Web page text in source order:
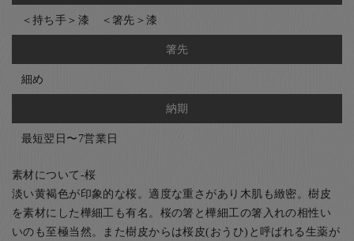
＜持ち手＞漆 ＜箸先＞漆
箸先
細め
納期
最短翌日〜7営業日
素材について-桜
淡い黄褐色が印象的な桜。適度な重さがあり木肌も緻密。樹皮
を素材にした樺細工も有名。桜の箸と樺細工の箸入れの相性い
いのも至極当然。また樹皮からは桜皮(おうひ)と呼ばれる生薬が